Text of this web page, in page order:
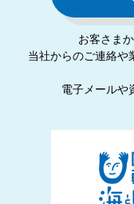
お客さま
当社からのご連絡や
電⼦メールや